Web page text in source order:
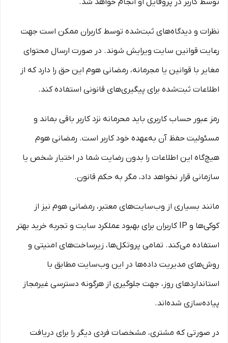
توسط کاربر در پروفایل او انجام خواهد شد.
نظرات و دیدگاه‌های ثبت‌شده توسط کاربران ممکن است جهت
رعایت قوانین سایت ویرایش شوند. در صورت ارسال محتوای
مغایر با قوانین یا مجرمانه، رمضانی هوم این حق را دارد که از
اطلاعات ثبت‌شده برای پیگیری‌های قانونی استفاده کند.
رمز عبور حساب کاربری باید محرمانه نزد کاربر باقی بماند و
مسئولیت حفظ آن به‌عهده خود کاربر است. رمضانی هوم
هیچ‌گاه این اطلاعات را بدون رضایت شما در اختیار شخص یا
سازمانی قرار نخواهد داد، مگر به حکم قانون.
مانند بسیاری از وب‌سایت‌های معتبر، رمضانی هوم نیز از
کوکی‌ها و IP کاربران برای بهبود عملکرد سایت و تجربه خرید بهتر
استفاده می‌کند. تمامی پروتکل‌ها، زیرساخت‌های امنیتی و
روش‌های مدیریت داده‌ها در این وب‌سایت مطابق با
استانداردهای روز، جهت جلوگیری از هرگونه دسترسی غیرمجاز
پیاده‌سازی شده‌اند.
در صورتی که مشتری، مشخصات فردی دیگر را برای دریافت